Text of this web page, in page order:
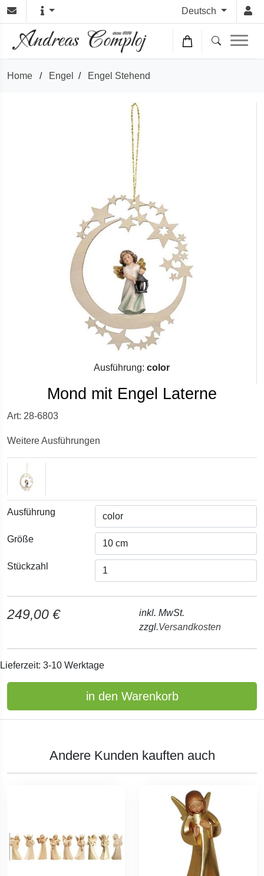
Deutsch
Home / Engel / Engel Stehend
Ausführung: color
Mond mit Engel Laterne
Art: 28-6803
Weitere Ausführungen
Ausführung
Größe
Stückzahl
249,00 €
inkl. MwSt.
zzgl.Versandkosten
Lieferzeit: 3-10 Werktage
in den Warenkorb
Andere Kunden kauften auch